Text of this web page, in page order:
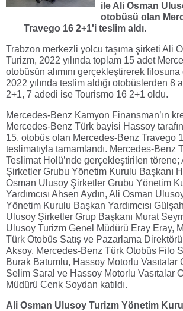
ile Ali Osman
otobüsü olan
Travego 16 2+1'i teslim aldı.
Trabzon merkezli yolcu taşıma şirketi Ali
Turizm, 2022 yılında toplam 15 adet
otobüsün alımını gerçekleştirerek filosuna
2022 yılında teslim aldığı otobüslerden 8
2+1, 7 adedi ise Tourismo 16 2+1 oldu.
Mercedes-Benz Kamyon Finansman’ın
Mercedes-Benz Türk bayisi Hassoy
15. otobüs olan Mercedes-Benz Travego
teslimatıyla tamamlandı. Mercedes-Benz
Teslimat Holü’nde gerçekleştirilen
Şirketler Grubu Yönetim Kurulu Başkanı
Osman Ulusoy Şirketler Grubu Yönetim
Yardımcısı Ahsen Aydın, Ali Osman
Yönetim Kurulu Başkan Yardımcısı
Ulusoy Şirketler Grup Başkanı Murat
Ulusoy Turizm Genel Müdürü Eray Eray,
Türk Otobüs Satış ve Pazarlama
Aksoy, Mercedes-Benz Türk Otobüs Filo
Burak Batumlu, Hassoy Motorlu Vasıtalar
Selim Saral ve Hassoy Motorlu Vasıtalar
Müdürü Cenk Soydan katıldı.
Ali Osman Ulusoy Turizm Yönetim